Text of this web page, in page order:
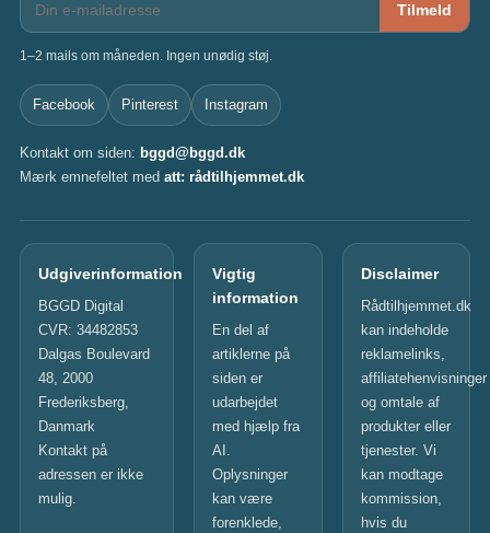
Tilmeld
1–2 mails om måneden. Ingen unødig støj.
Facebook Pinterest Instagram
Kontakt om siden: bggd@bggd.dk
Mærk emnefeltet med att: rådtilhjemmet.dk
Udgiverinformation
BGGD Digital
CVR: 34482853
Dalgas Boulevard
48, 2000
Frederiksberg,
Danmark
Kontakt på
adressen er ikke
mulig.
Vigtig
information
En del af
artiklerne på
siden er
udarbejdet
med hjælp fra
AI.
Oplysninger
kan være
forenklede,
Disclaimer
Rådtilhjemmet.dk
kan indeholde
reklamelinks,
affiliatehenvisninger
og omtale af
produkter eller
tjenester. Vi
kan modtage
kommission,
hvis du